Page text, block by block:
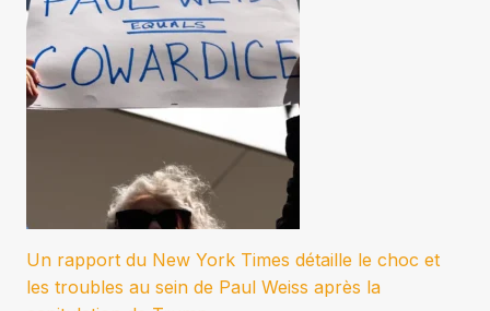
Un rapport du New York Times détaille le choc et
les troubles au sein de Paul Weiss après la